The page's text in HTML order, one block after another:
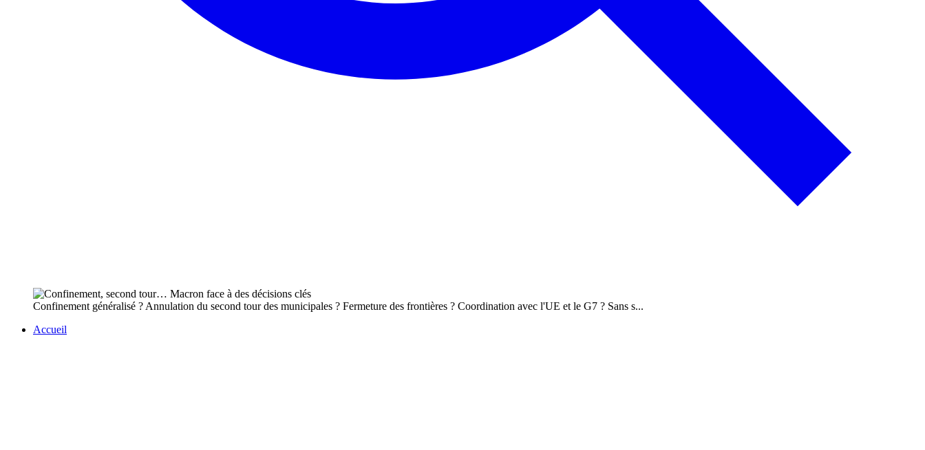
Confinement généralisé ? Annulation du second tour des municipales ? Fermeture des frontières ? Coordination avec l'UE et le G7 ? Sans s...
Accueil